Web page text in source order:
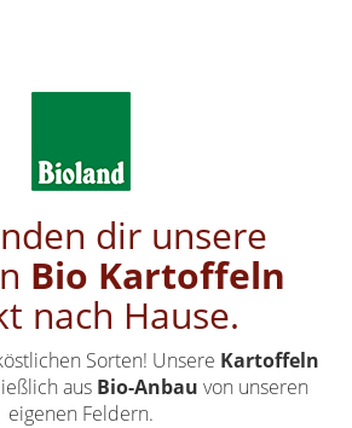
dir unsere
Bio Kartoffeln
nach Hause.
Sorten! Unsere Kartoffeln
aus Bio-Anbau von unseren
eigenen Feldern.